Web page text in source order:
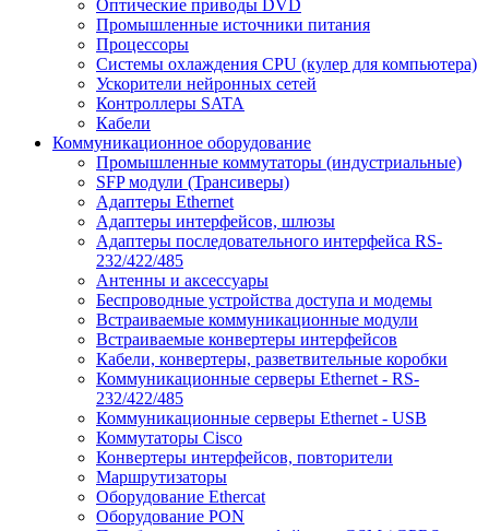
Оптические приводы DVD
Промышленные источники питания
Процессоры
Системы охлаждения CPU (кулер для компьютера)
Ускорители нейронных сетей
Контроллеры SATA
Кабели
Коммуникационное оборудование
Промышленные коммутаторы (индустриальные)
SFP модули (Трансиверы)
Адаптеры Ethernet
Адаптеры интерфейсов, шлюзы
Адаптеры последовательного интерфейса RS-
232/422/485
Антенны и аксессуары
Беспроводные устройства доступа и модемы
Встраиваемые коммуникационные модули
Встраиваемые конвертеры интерфейсов
Кабели, конвертеры, разветвительные коробки
Коммуникационные серверы Ethernet - RS-
232/422/485
Коммуникационные серверы Ethernet - USB
Коммутаторы Cisco
Конвертеры интерфейсов, повторители
Маршрутизаторы
Оборудование Ethercat
Оборудование PON